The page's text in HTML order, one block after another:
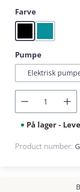
Select
Farve
Black
Select
Pumpe
Elektrisk
På lager -
Product number: